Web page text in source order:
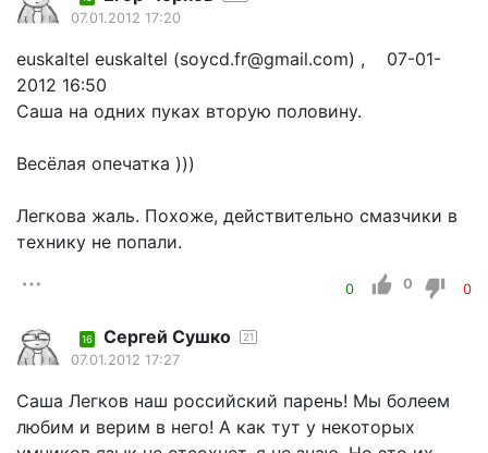
07.01.2012 17:20
euskaltel euskaltel (soycd.fr@gmail.com) , 07-01-
2012 16:50
Саша на одних пуках вторую половину.
Весёлая опечатка )))
Легкова жаль. Похоже, действительно смазчики в
технику не попали.
0 0 0
16 Сергей Сушко 21
07.01.2012 17:27
Саша Легков наш российский парень! Мы болеем
любим и верим в него! А как тут у некоторых